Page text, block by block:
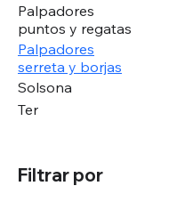
Palpadores
puntos y regatas
Palpadores
serreta y borjas
Solsona
Ter
Filtrar por